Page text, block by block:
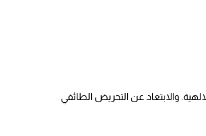
والابتعاد عن التحريض الطائفي